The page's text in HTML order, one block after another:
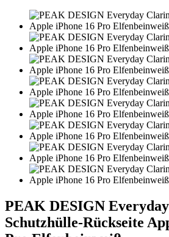
PEAK DESIGN
Schutzhülle-Rückseite